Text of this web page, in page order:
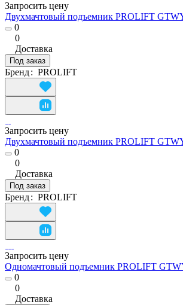
Запросить цену
Двухмачтовый подъемник PROLIFT
0
0
Доставка
Под заказ
Бренд: PROLIFT
Запросить цену
Двухмачтовый подъемник PROLIFT
0
0
Доставка
Под заказ
Бренд: PROLIFT
Запросить цену
Одномачтовый подъемник PROLIFT
0
0
Доставка